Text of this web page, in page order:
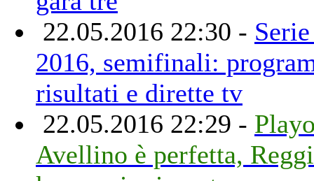
22.05.2016 22:30 -
2016, semifinali:
risultati e dirette tv
22.05.2016 22:29 -
Avellino è perfetta,